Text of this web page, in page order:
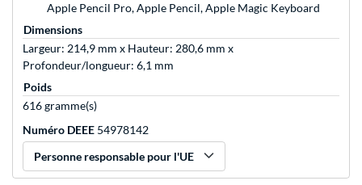
Apple Pencil Pro, Apple Pencil, Apple Magic Keyboard
Dimensions
Largeur: 214,9 mm x Hauteur: 280,6 mm x
Profondeur/longueur: 6,1 mm
Poids
616 gramme(s)
Numéro DEEE 54978142
Personne responsable pour l'UE